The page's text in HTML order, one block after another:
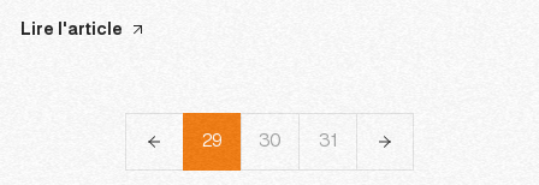
Lire l'article
28 29 30 31 32